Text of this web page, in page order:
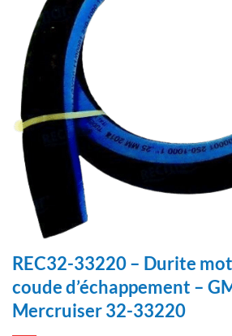
REC32-33220 – Durite
coude d’échappement –
Mercruiser 32-33220